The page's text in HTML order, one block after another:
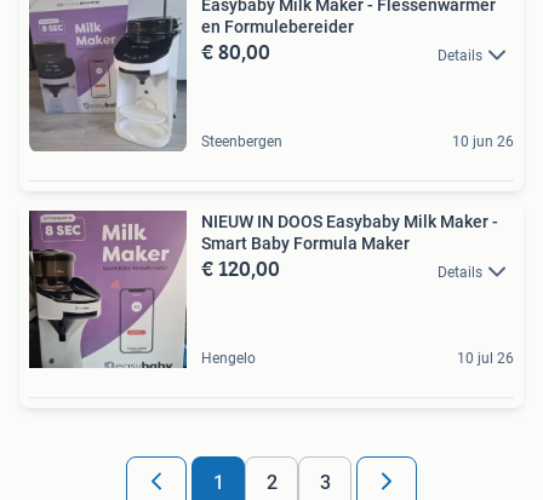
Easybaby Milk Maker - Flessenwarmer
en Formulebereider
€ 80,00 Details
Steenbergen 10 jun 26
NIEUW IN DOOS Easybaby Milk Maker -
Smart Baby Formula Maker
€ 120,00 Details
Hengelo 10 jul 26
1 2 3